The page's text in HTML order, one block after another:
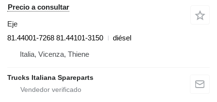
Precio a consultar
Eje
81.44001-7268 81.44101-3150
diésel
Italia, Vicenza, Thiene
Trucks Italiana Spareparts